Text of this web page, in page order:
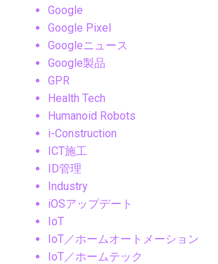
Google
Google Pixel
Googleニュース
Google製品
GPR
Health Tech
Humanoid Robots
i-Construction
ICT施工
ID管理
Industry
iOSアップデート
IoT
IoT／ホームオートメーション
IoT／ホームテック